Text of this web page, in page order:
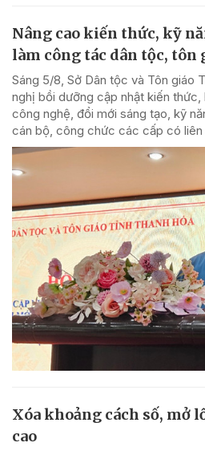
Nâng cao kiến thức, kỹ
làm công tác dân tộc, tôn
Sáng 5/8, Sở Dân tộc và Tôn giáo
nghị bồi dưỡng cập nhật kiến thức,
công nghệ, đổi mới sáng tạo, kỹ
cán bộ, công chức các cấp có liên
Xóa khoảng cách số, mở
cao